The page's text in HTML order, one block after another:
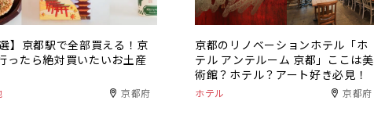
】京都駅で全部買える！京
ったら絶対買いたいお土産
京都府
京都のリノベーションホテル「ホ
テル アンテルーム 京都」ここは美
術館？ホテル？アート好き必見！
ホテル 京都府